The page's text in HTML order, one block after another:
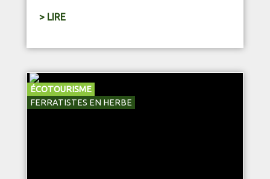
> LIRE
ÉCOTOURISME
FERRATISTES EN HERBE